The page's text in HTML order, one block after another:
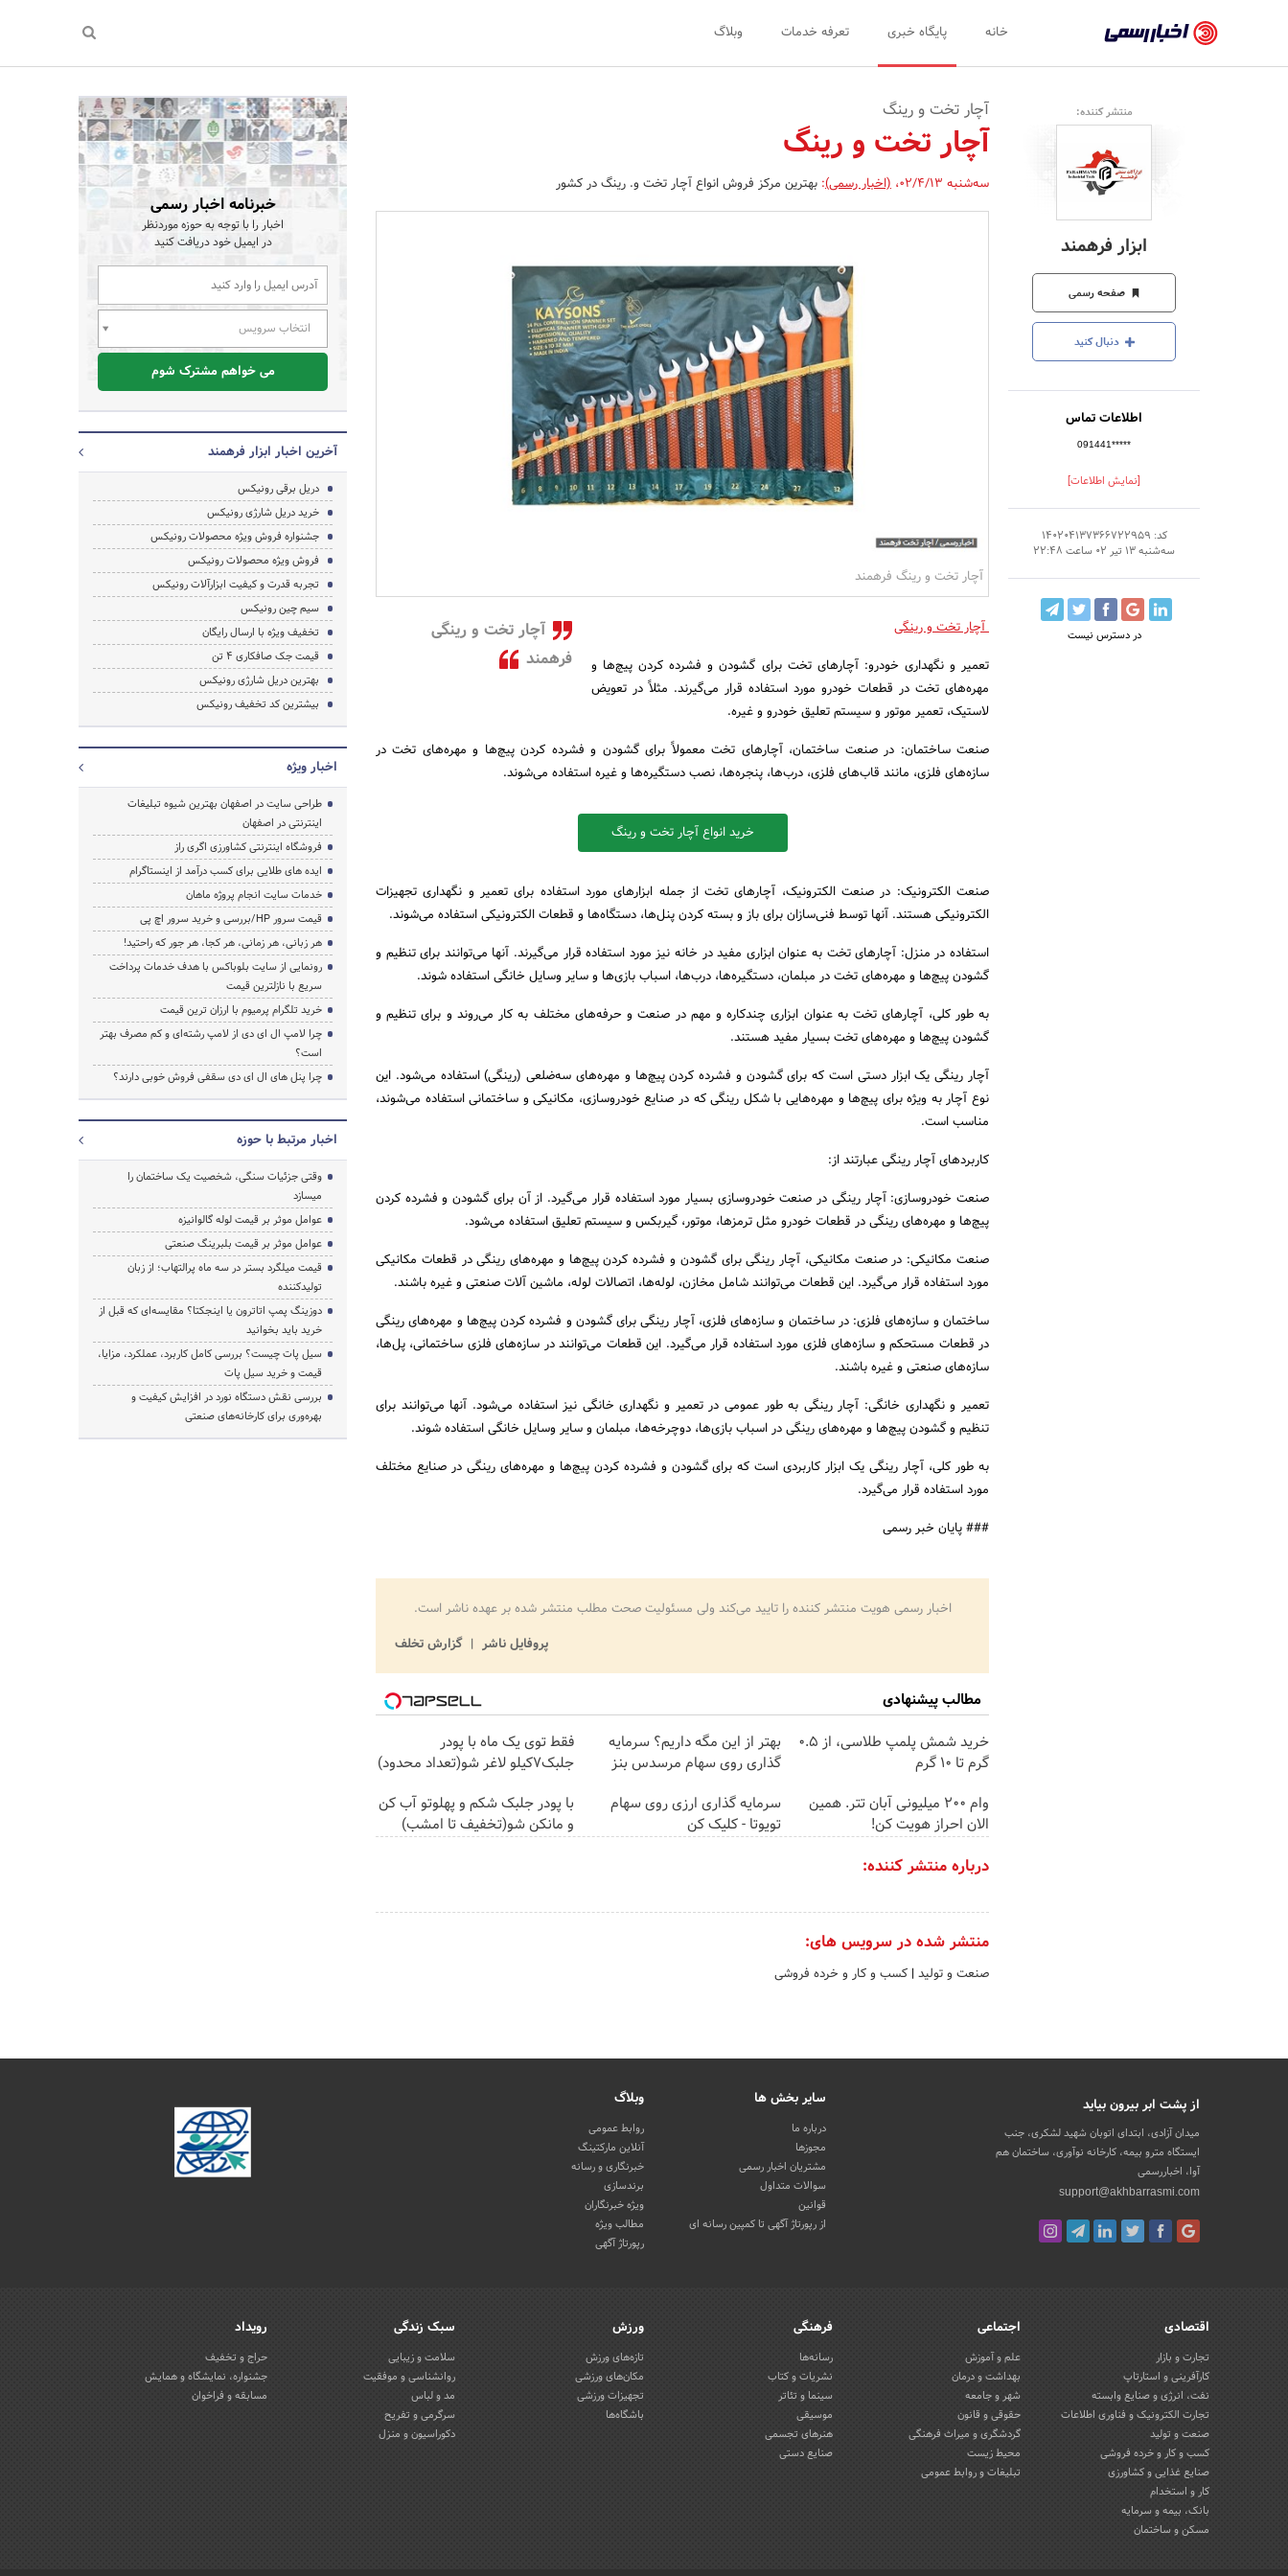
رسمی
-
اخبار
تایید
شده
شرکت‌ها،
سازمان‌ها
و
روابط
عمومی‌ها
خانه پایگاه خبری تعرفه خدمات وبلاگ
منتشر کننده:
ابزار فرهمند
صفحه رسمی
دنبال کنید
اطلاعات تماس
091441*****
[نمایش اطلاعات]
کد: 140204137366722959
سه‌شنبه 13 تیر 02 ساعت 22:48
در دسترس نیست
آچار تخت و رینگ
آچار تخت و رینگ
سه‌شنبه 02/4/13 ، (اخبار رسمی): بهترین مرکز فروش انواع آچار تخت و. رینگ در کشور
آچار تخت و رینگ فرهمند
آچار تخت و رینگی
فرهمند
آچار تخت و رینگی
تعمیر و نگهداری خودرو: آچارهای تخت برای گشودن و فشرده کردن پیچ‌ها و
مهره‌های تخت در قطعات خودرو مورد استفاده قرار می‌گیرند. مثلاً در تعویض
لاستیک، تعمیر موتور و سیستم تعلیق خودرو و غیره.
صنعت ساختمان: در صنعت ساختمان، آچارهای تخت معمولاً برای گشودن و فشرده کردن پیچ‌ها و مهره‌های تخت در
سازه‌های فلزی، مانند قاب‌های فلزی، درب‌ها، پنجره‌ها، نصب دستگیره‌ها و غیره استفاده می‌شوند.
خرید انواع آچار تخت و رینگ
صنعت الکترونیک: در صنعت الکترونیک، آچارهای تخت از جمله ابزارهای مورد استفاده برای تعمیر و نگهداری تجهیزات
الکترونیکی هستند. آنها توسط فنی‌سازان برای باز و بسته کردن پنل‌ها، دستگاه‌ها و قطعات الکترونیکی استفاده می‌شوند.
استفاده در منزل: آچارهای تخت به عنوان ابزاری مفید در خانه نیز مورد استفاده قرار می‌گیرند. آنها می‌توانند برای تنظیم و
گشودن پیچ‌ها و مهره‌های تخت در مبلمان، دستگیره‌ها، درب‌ها، اسباب بازی‌ها و سایر وسایل خانگی استفاده شوند.
به طور کلی، آچارهای تخت به عنوان ابزاری چندکاره و مهم در صنعت و حرفه‌های مختلف به کار می‌روند و برای تنظیم و
گشودن پیچ‌ها و مهره‌های تخت بسیار مفید هستند.
آچار رینگی یک ابزار دستی است که برای گشودن و فشرده کردن پیچ‌ها و مهره‌های سه‌ضلعی (رینگی) استفاده می‌شود. این
نوع آچار به ویژه برای پیچ‌ها و مهره‌هایی با شکل رینگی که در صنایع خودروسازی، مکانیکی و ساختمانی استفاده می‌شوند،
مناسب است.
کاربردهای آچار رینگی عبارتند از:
صنعت خودروسازی: آچار رینگی در صنعت خودروسازی بسیار مورد استفاده قرار می‌گیرد. از آن برای گشودن و فشرده کردن
پیچ‌ها و مهره‌های رینگی در قطعات خودرو مثل ترمزها، موتور، گیربکس و سیستم تعلیق استفاده می‌شود.
صنعت مکانیکی: در صنعت مکانیکی، آچار رینگی برای گشودن و فشرده کردن پیچ‌ها و مهره‌های رینگی در قطعات مکانیکی
مورد استفاده قرار می‌گیرد. این قطعات می‌توانند شامل مخازن، لوله‌ها، اتصالات لوله، ماشین آلات صنعتی و غیره باشند.
ساختمان و سازه‌های فلزی: در ساختمان و سازه‌های فلزی، آچار رینگی برای گشودن و فشرده کردن پیچ‌ها و مهره‌های رینگی
در قطعات مستحکم و سازه‌های فلزی مورد استفاده قرار می‌گیرد. این قطعات می‌توانند در سازه‌های فلزی ساختمانی، پل‌ها،
سازه‌های صنعتی و غیره باشند.
تعمیر و نگهداری خانگی: آچار رینگی به طور عمومی در تعمیر و نگهداری خانگی نیز استفاده می‌شود. آنها می‌توانند برای
تنظیم و گشودن پیچ‌ها و مهره‌های رینگی در اسباب بازی‌ها، دوچرخه‌ها، مبلمان و سایر وسایل خانگی استفاده شوند.
به طور کلی، آچار رینگی یک ابزار کاربردی است که برای گشودن و فشرده کردن پیچ‌ها و مهره‌های رینگی در صنایع مختلف
مورد استفاده قرار می‌گیرد.
### پایان خبر رسمی
اخبار رسمی هویت منتشر کننده را تایید می‌کند ولی مسئولیت صحت مطلب منتشر شده بر عهده ناشر است.
پروفایل ناشر
گزارش تخلف
مطالب پیشنهادی
خرید شمش پلمپ طلاسی، از ۰.۵
گرم تا ۱۰ گرم
بهتر از این مگه داریم؟ سرمایه
گذاری روی سهام مرسدس بنز
فقط توی یک ماه با پودر
جلبک7کیلو لاغر شو(تعداد محدود)
وام 200 میلیونی آبان تتر. همین
الان احراز هویت کن!
سرمایه گذاری ارزی روی سهام
تویوتا - کلیک کن
با پودر جلبک شکم و پهلوتو آب کن
و مانکن شو(تخفیف تا امشب)
درباره منتشر کننده:
منتشر شده در سرویس های:
صنعت و تولید | کسب و کار و خرده فروشی
خبرنامه اخبار رسمی
اخبار را با توجه به حوزه موردنظر
در ایمیل خود دریافت کنید
انتخاب سرویس
می خواهم مشترک شوم
آخرین اخبار ابزار فرهمند
دریل برقی رونیکس
خرید دریل شارژی رونیکس
جشنواره فروش ویژه محصولات رونیکس
فروش ویژه محصولات رونیکس
تجربه قدرت و کیفیت ابزارآلات رونیکس
سیم چین رونیکس
تخفیف ویژه با ارسال رایگان
قیمت جک صافکاری 4 تن
بهترین دریل شارژی رونیکس
بیشترین کد تخفیف رونیکس
اخبار ویژه
طراحی سایت در اصفهان بهترین شیوه تبلیغات
اینترنتی در اصفهان
فروشگاه اینترنتی کشاورزی اگری راز
ایده های طلایی برای کسب درآمد از اینستاگرام
خدمات سایت انجام پروژه ماهان
قیمت سرور HP/بررسی و خرید سرور اچ پی
هر زبانی، هر زمانی، هر کجا، هر جور که راحتید!
رونمایی از سایت بلوباکس با هدف خدمات پرداخت
سریع با نازلترین قیمت
خرید تلگرام پرمیوم با ارزان ترین قیمت
چرا لامپ ال ای دی از لامپ رشته‌ای و کم مصرف بهتر
است؟
چرا پنل های ال ای دی سقفی فروش خوبی دارند؟
اخبار مرتبط با حوزه
وقتی جزئیات سنگی، شخصیت یک ساختمان را
میسازد
عوامل موثر بر قیمت لوله گالوانیزه
عوامل موثر بر قیمت بلبرینگ صنعتی
قیمت میلگرد بستر در سه ماه پرالتهاب؛ از زبان
تولیدکننده
دوزینگ پمپ اتاترون یا اینجکتا؟ مقایسه‌ای که قبل از
خرید باید بخوانید
سیل پات چیست؟ بررسی کامل کاربرد، عملکرد، مزایا،
قیمت و خرید سیل پات
بررسی نقش دستگاه نورد در افزایش کیفیت و
بهره‌وری برای کارخانه‌های صنعتی
از پشت ابر بیرون بیاید
میدان آزادی، ابتدای اتوبان شهید لشکری، جنب
ایستگاه مترو بیمه، کارخانه نوآوری، ساختمان هم
آوا، اخباررسمی
support@akhbarrasmi.com
سایر بخش ها
درباره ما
مجوزها
مشتریان اخبار رسمی
سوالات متداول
قوانین
از رپورتاژ آگهی تا کمپین رسانه ای
وبلاگ
روابط عمومی
آنلاین مارکتینگ
خبرنگاری و رسانه
برندسازی
ویژه خبرنگاران
مطالب ویژه
رپورتاژ آگهی
اقتصادی
تجارت و بازار
کارآفرینی و استارتاپ
نفت، انرژی و صنایع وابسته
تجارت الکترونیک و فناوری اطلاعات
صنعت و تولید
کسب و کار و خرده فروشی
صنایع غذایی و کشاورزی
کار و استخدام
بانک، بیمه و سرمایه
مسکن و ساختمان
اجتماعی
علم و آموزش
بهداشت و درمان
شهر و جامعه
حقوقی و قانون
گردشگری و میراث فرهنگی
محیط زیست
تبلیغات و روابط عمومی
فرهنگی
رسانه‌ها
نشریات و کتاب
سینما و تئاتر
موسیقی
هنرهای تجسمی
صنایع دستی
ورزش
تازه‌های ورزش
مکان‌های ورزشی
تجهیزات ورزشی
باشگاه‌ها
سبک زندگی
سلامت و زیبایی
روانشناسی و موفقیت
مد و لباس
سرگرمی و تفریح
دکوراسیون و منزل
رویداد
حراج و تخفیف
جشنواره، نمایشگاه و همایش
مسابقه و فراخوان